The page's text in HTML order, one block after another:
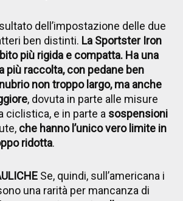
dell’impostazione delle due
ben distinti. La Sportster Iron
più rigida e compatta. Ha una
più raccolta, con pedane ben
non troppo largo, ma anche
, dovuta in parte alle misure
ciclistica, e in parte a sospensioni
che hanno l’unico vero limite in
ridotta.
Se, quindi, sull’americana i
una rarità per mancanza di